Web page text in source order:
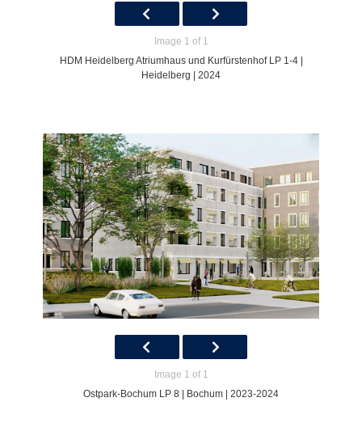
Image 1 of 1
HDM Heidelberg Atriumhaus und Kurfürstenhof LP 1-4 |
Heidelberg | 2024
Image 1 of 1
Ostpark-Bochum LP 8 | Bochum | 2023-2024